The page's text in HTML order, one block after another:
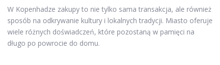
W Kopenhadze zakupy to nie tylko sama transakcja, ale również
sposób na odkrywanie kultury i lokalnych tradycji. Miasto oferuje
wiele różnych doświadczeń, które pozostaną w pamięci na
długo po powrocie do domu.